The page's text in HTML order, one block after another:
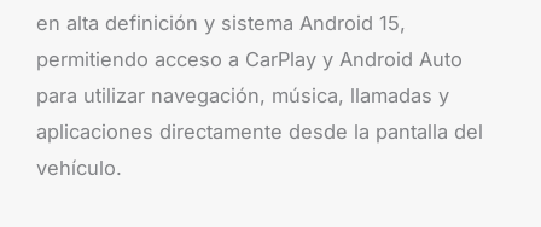
en alta definición y sistema Android 15,
permitiendo acceso a CarPlay y Android Auto
para utilizar navegación, música, llamadas y
aplicaciones directamente desde la pantalla del
vehículo.